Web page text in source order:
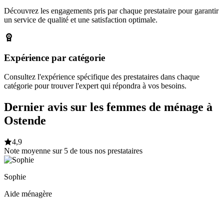
Découvrez les engagements pris par chaque prestataire pour garantir
un service de qualité et une satisfaction optimale.
Expérience par catégorie
Consultez l'expérience spécifique des prestataires dans chaque
catégorie pour trouver l'expert qui répondra à vos besoins.
Dernier avis sur les femmes de ménage à
Ostende
4,9
Note moyenne sur 5 de tous nos prestataires
Sophie
Aide ménagère